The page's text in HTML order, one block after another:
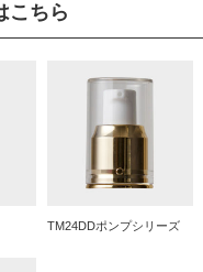
こちら
TM24DDポンプシリーズ